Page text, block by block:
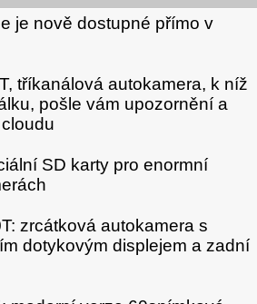
je nově dostupné přímo v
tříkanálová autokamera, k níž
pošle vám upozornění a
SD karty pro enormní
zrcátková autokamera s
dotykovým displejem a zadní